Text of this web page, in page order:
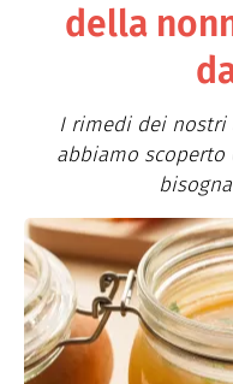
della
I rimedi dei nostri
abbiamo scoperto